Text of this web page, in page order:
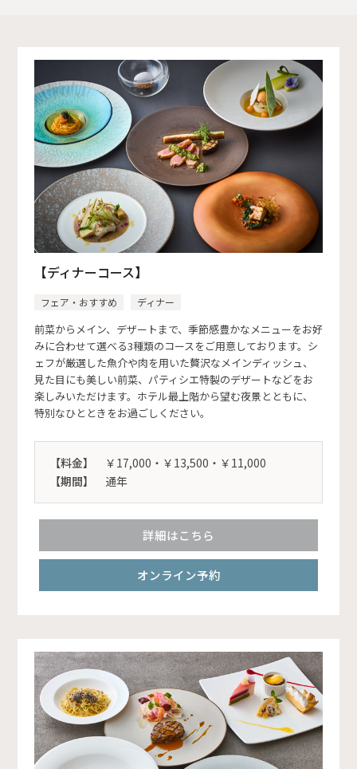
【ディナーコース】
フェア・おすすめ ディナー
前菜からメイン、デザートまで、季節感豊かなメニューをお好
みに合わせて選べる3種類のコースをご用意しております。シ
ェフが厳選した魚介や肉を用いた贅沢なメインディッシュ、
見た目にも美しい前菜、パティシエ特製のデザートなどをお
楽しみいただけます。ホテル最上階から望む夜景とともに、
特別なひとときをお過ごしください。
【料金】
￥17,000・￥13,500・￥11,000
【期間】
通年
詳細はこちら
オンライン予約